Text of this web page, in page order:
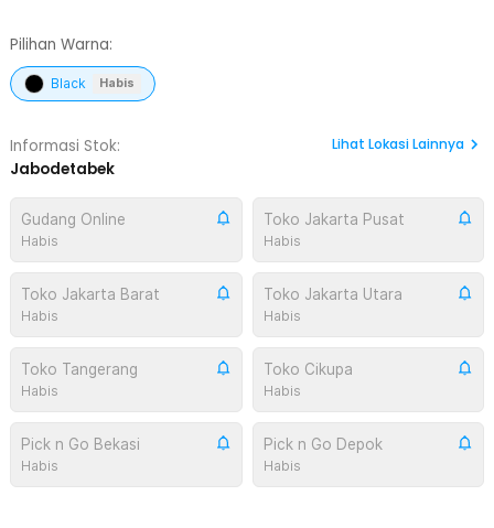
Pilihan Warna:
Black Habis
Informasi Stok:
Jabodetabek
Lihat Lokasi Lainnya
Gudang Online
Habis
Toko Jakarta Pusat
Habis
Toko Jakarta Barat
Habis
Toko Jakarta Utara
Habis
Toko Tangerang
Habis
Toko Cikupa
Habis
Pick n Go Bekasi
Habis
Pick n Go Depok
Habis